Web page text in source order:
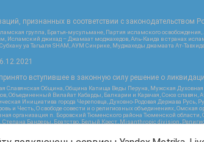
признанных в соответствии с законодательством
группа, Братья-мусульмане, Партия исламского
джихад – Джамаат моджахедов, Аль-Каида в странах
уа Тагьаля SHAM, АУМ Синрике, Муджахеды джамаата Ат-
вступившее в законную силу решение о
Славянская Община, Община Капища Веды Перуна, Мужская
Вилайат Кабарды, Балкарии и Карачая, Союз славян,
Инициатива города Череповца, Духовно-Родовая Держава Русь,
Честь, О свободе совести и о религиозных объединениях, Омская
организация п. Боровский Тюменского района Тюменской области,
Бандеры, Братство, Белый Крест, Misanthropic division,